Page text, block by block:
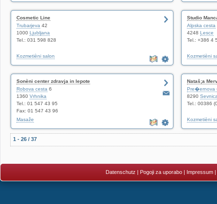
Cosmetic Line
Trubarjeva 42
1000 Ljubljana
Tel.: 031 598 828
Kozmetièni salon
Studio
Alpska cesta
4248 Lesce
Tel.: +386 4
Kozmetièni
Sonèni center zdravja in lepote
Robova cesta 6
1360 Vrhnika
Tel.: 01 547 43 95
Fax: 01 547 43 96
Masaže
Nataš;a
Pre�ernova
8290
Tel.: 00386
Kozmetièni
1 - 26 / 37
Datenschutz | Pogoji za uporabo| Impressum|